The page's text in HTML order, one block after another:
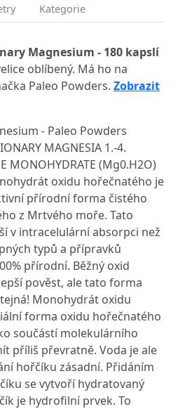
Kategorie
Magnesium - 180 kapslí
oblíbený. Má ho na
Paleo Powders. Zobrazit
- Paleo Powders
MAGNESIA 1.-4.
MONOHYDRATE (Mg0.H2O)
oxidu hořečnatého je
přírodní forma čistého
z Mrtvého moře. Tato
v intracelulární absorpci než
typů a přípravků
přírodní. Běžný oxid
pověst, ale tato forma
Monohydrát oxidu
forma oxidu hořečnatého
součástí molekulárního
příliš převratně. Voda je ale
hořčíku zásadní. Přidáním
se vytvoří hydratovaný
je hydrofilní prvek. To